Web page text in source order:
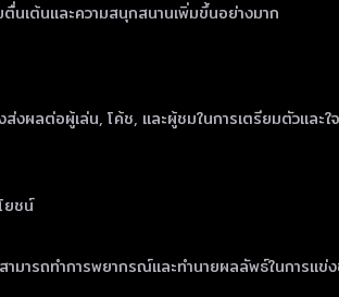
นเต้นและความสนุกสนานเพิ่มขึ้นอย่างมาก
ผลต่อผู้เล่น, โค้ช, และผู้ชมในการเตรียมตัวและใจ
ยชน์
ารถทำการพยากรณ์และทำนายผลลัพธ์ในการแข่